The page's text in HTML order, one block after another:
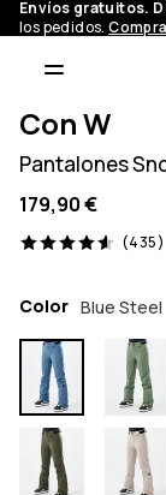
Envíos gratuitos.
los pedidos.
Con W
Pantalones
179,90 €
(435)
435 opiniones,
Color Blue Steel